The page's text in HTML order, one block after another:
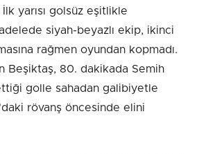
yarısı golsüz eşitlikle
siyah-beyazlı ekip, ikinci
rağmen oyundan kopmadı.
Beşiktaş, 80. dakikada Semih
golle sahadan galibiyetle
rövanş öncesinde elini